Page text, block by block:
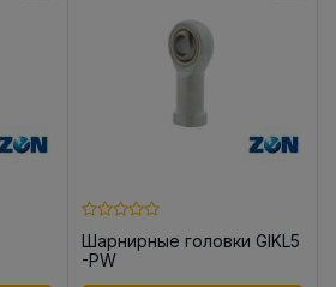
Шарнирные головки GIKL5
-PW